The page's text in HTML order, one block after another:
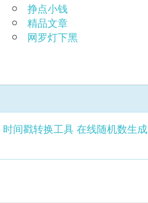
挣点小钱
精品文章
网罗灯下黑
时间戳转换工具 在线随机数生成